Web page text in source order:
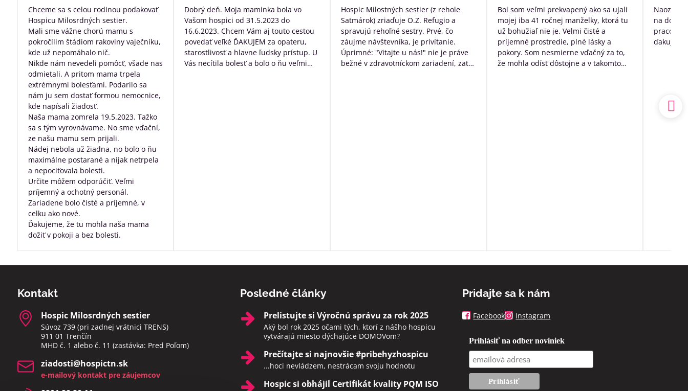
/
5
Chceme sa s celou rodinou poďakovať
Hospicu Milosrdných sestier.
Mali sme vážne chorú mamu s
pokročílim štádiom rakoviny vaječníku,
kde už nepomáhalo nič.
Nikde nám nevedeli pomôcť, všade nas
odmietali. A pritom mama trpela
extrémnymi bolesťami. Podarilo sa
nám ju sem dostať formou nemocnice,
kde napísali žiadosť.
Naša mama zomrela 19.5.2023. Tažko
sa s tým vyrovnávame. No sme vďační,
ze našu mamu sem prijali.
Nádej nebola už žiadna, no bolo o ňu
maximálne postarané a nijak netrpela
a nepociťovala bolesti.
Určite môžem odporúčiť. Veľmi
príjemný a ochotný personál.
Zariadene bolo čisté a príjemné, v
celku ako nové.
Ďakujeme, že tu mohla naša mama
dožiť v pokoji a bez bolesti.
/
5
Dobrý deň. Moja maminka bola vo
Vašom hospici od 31.5.2023 do
16.6.2023. Chcem Vám aj touto cestou
povedať veľké ĎAKUJEM za opateru,
starostlivosť a hlavne ľudsky prístup. U
Vás necítila bolesť a bolo o ňu veľmi
/
5
Hospic Milostných sestier (z rehole
Satmárok) zriaďuje O.Z. Refugio a
spravujú rehoľné sestry. Prvé, čo
záujme návštevníka, je privítanie.
Úprimné: "Vitajte u nás!" nie je práve
bežné v zdravotníckom zariadení, zato
/
5
Bol som veľmi prekvapený ako sa ujali
mojej iba 41 ročnej manželky, ktorá tu
už bohužiaľ nie je. Velmi čisté a
príjemné prostredie, plné lásky a
pokory. Som nesmierne vďačný za to,
že mohla odísť dôstojne a v takomto
Naozaj
na
ďakujem
Kontakt
Hospic Milosrdných sestier
Súvoz 739 (pri zadnej vrátnici TRENS)
911 01 Trenčín
MHD č. 1 alebo č. 11 (zastávka: Pred Poľom)
ziadosti​@hospictn​.sk
e-mailový kontakt pre záujemcov
Posledné články
Prelistujte si Výročnú správu za rok 2025
Aký bol rok 2025 očami tých, ktorí z nášho hospicu
vytvárajú miesto dýchajúce DOMOVom?
Prečítajte si najnovšie #pribehyzhospicu
...hoci nevládzem, nestrácam svoju hodnotu
Hospic si obhájil Certifikát kvality PQM ISO
Pridajte sa k nám
Facebook Instagram
Prihlásiť na odber noviniek